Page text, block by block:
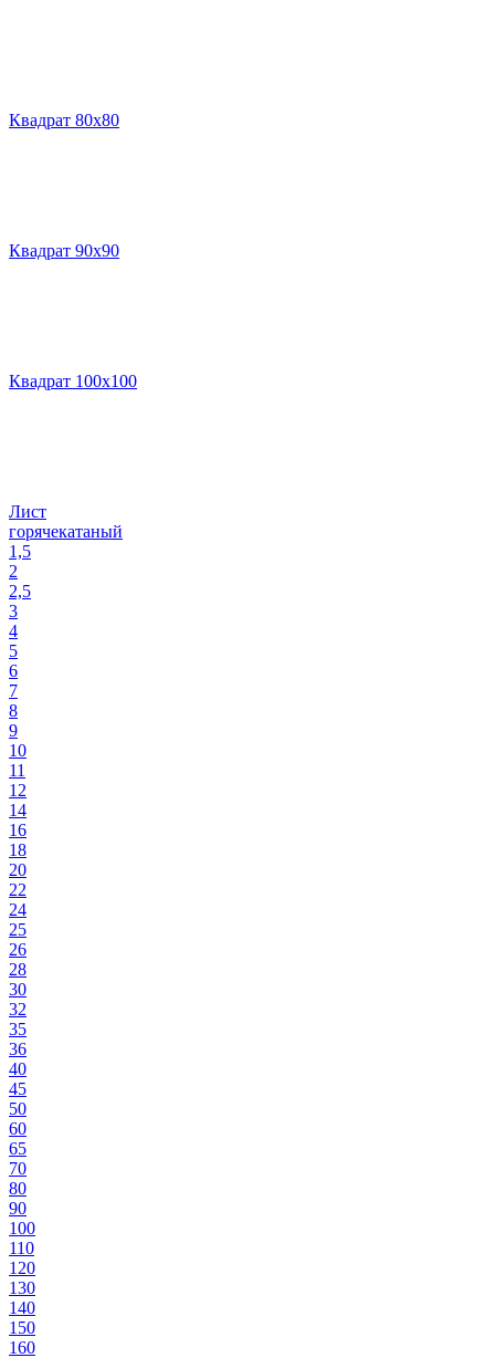
Квадрат 80х80
Квадрат 90х90
Квадрат 100х100
Лист
горячекатаный
1,5
2
2,5
3
4
5
6
7
8
9
10
11
12
14
16
18
20
22
24
25
26
28
30
32
35
36
40
45
50
60
65
70
80
90
100
110
120
130
140
150
160